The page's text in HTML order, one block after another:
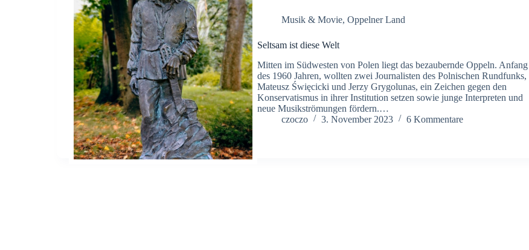
Musik & Movie,Oppelner Land
Seltsam ist diese Welt
Mitten im Südwesten von Polen liegt das bezaubernde Oppeln. Anfang
des 1960 Jahren, wollten zwei Journalisten des Polnischen Rundfunks,
Mateusz Święcicki und Jerzy Grygolunas, ein Zeichen gegen den
Konservatismus in ihrer Institution setzen sowie junge Interpreten und
neue Musikströmungen fördern.…
czoczo
3. November 2023 6 Kommentare